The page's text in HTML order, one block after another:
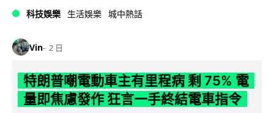
科技娛樂 生活娛樂 城中熱話
Vin 2 日
特朗普嘲電動車主有里程病 剩 75% 電
量即焦慮發作 狂言一手終結電車指令